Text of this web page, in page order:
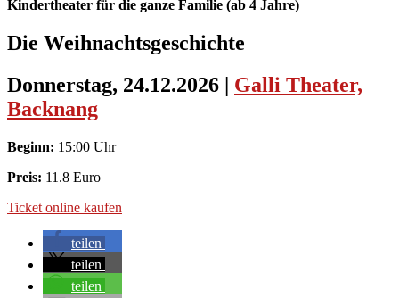
Kindertheater für die ganze Familie (ab 4 Jahre)
Die Weihnachtsgeschichte
Donnerstag, 24.12.2026 | Galli Theater,
Backnang
Beginn: 15:00 Uhr
Preis: 11.8 Euro
Ticket online kaufen
teilen
teilen
teilen